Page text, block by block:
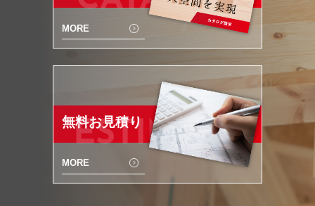
MORE
ESTIMATE
無料お見積り
MORE